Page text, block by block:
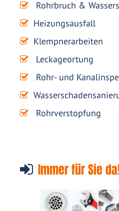
Rohrbruch &
Heizungsausfall
Klempnerarbeiten
Leckageortung
Rohr- und
Rohrverstopfung
Immer für Sie